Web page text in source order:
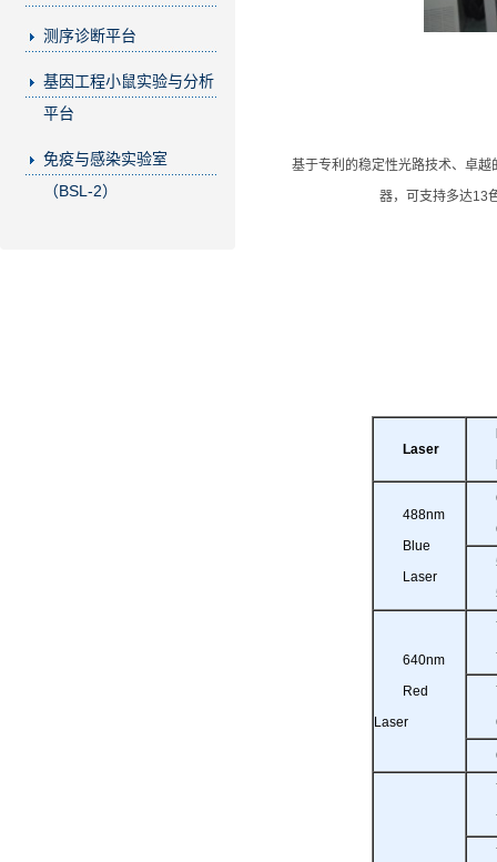
测序诊断平台
基因工程小鼠实验与分析
平台
免疫与感染实验室
（BSL-2）
基于专利的稳定性光路技术、卓
器，可支持多达13
Laser
488nm
Blue
Laser
640nm
Red
Laser